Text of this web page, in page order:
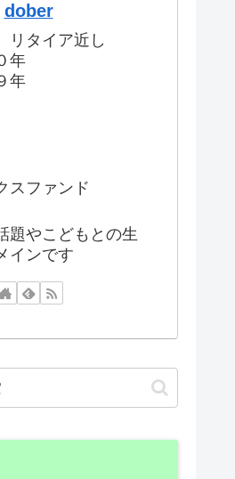
dober
タイア近し
年
年
スファンド
題やこどもとの生
インです